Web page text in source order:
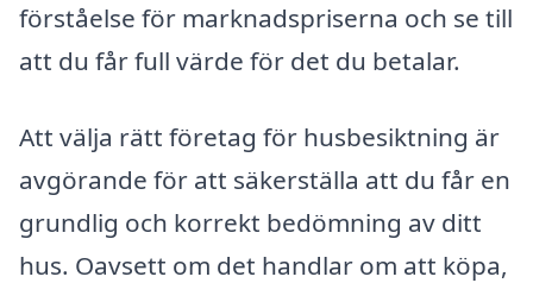
förståelse för marknadspriserna och se till
att du får full värde för det du betalar.
Att välja rätt företag för husbesiktning är
avgörande för att säkerställa att du får en
grundlig och korrekt bedömning av ditt
hus. Oavsett om det handlar om att köpa,